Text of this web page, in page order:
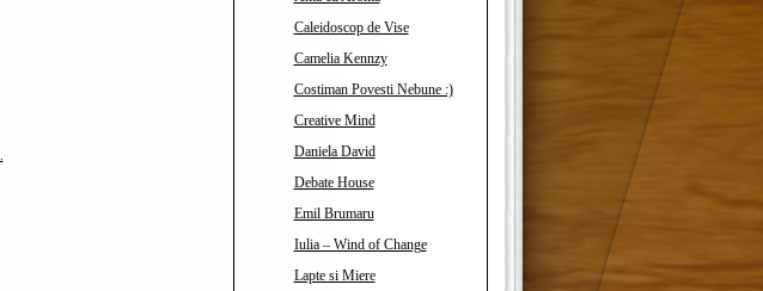
Caleidoscop de Vise
Camelia Kennzy
Costiman Povesti Nebune :)
Creative Mind
Daniela David
Debate House
Emil Brumaru
Iulia – Wind of Change
Lapte si Miere